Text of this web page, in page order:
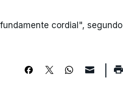
cordial", segundo